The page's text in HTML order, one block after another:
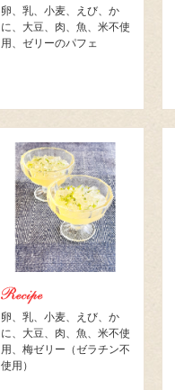
卵、乳、小麦、えび、か
に、大豆、肉、魚、米不使
用、ゼリーのパフェ
卵、乳、小麦、えび、か
に、大豆、肉、魚、米不使
用、梅ゼリー（ゼラチン不
使用）